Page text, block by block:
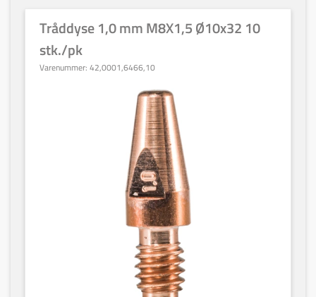
Tråddyse 1,0 mm M8X1,5 Ø10x32 10
stk./pk
Varenummer: 42,0001,6466,10